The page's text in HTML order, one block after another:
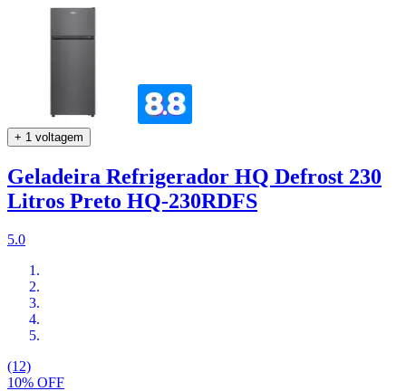
+ 1 voltagem
Geladeira Refrigerador HQ Defrost 230
Litros Preto HQ-230RDFS
5.0
(12)
10% OFF